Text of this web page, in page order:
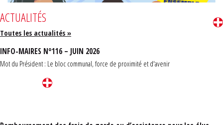
ACTUALITÉS
Toutes les actualités »
INFO-MAIRES N°116 – JUIN 2026
Mot du Président : Le bloc communal, force de proximité et d'avenir